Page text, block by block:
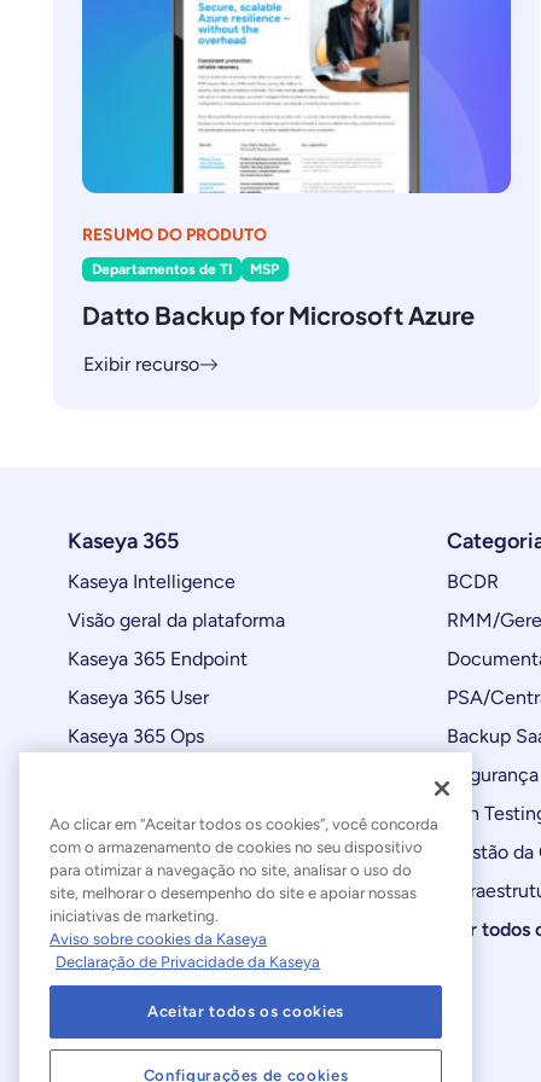
RESUMO DO PRODUTO
Departamentos de TI MSP
Datto Backup for Microsoft Azure
Exibir recurso
Kaseya 365
Kaseya Intelligence
Visão geral da plataforma
Kaseya 365 Endpoint
Kaseya 365 User
Kaseya 365 Ops
Atualizações de produtos
BCDR
RMM/
PSA/
Backup
Pen
Gestão
Ver
Ao clicar em “Aceitar todos os cookies”, você concorda
com o armazenamento de cookies no seu dispositivo
para otimizar a navegação no site, analisar o uso do
site, melhorar o desempenho do site e apoiar nossas
iniciativas de marketing.
Aviso sobre cookies da Kaseya
Declaração de Privacidade da Kaseya
Aceitar todos os cookies
Configurações de cookies